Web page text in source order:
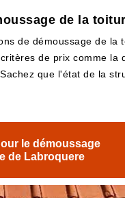
de la
de démoussage de
de prix comme la
que l'état de la
le démoussage
de Labroquere